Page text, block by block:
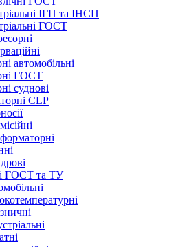
ІГП та ІНСП
ГОСТ
автомобільні
ГОСТ
суднові
CLP
ГОСТ та ТУ